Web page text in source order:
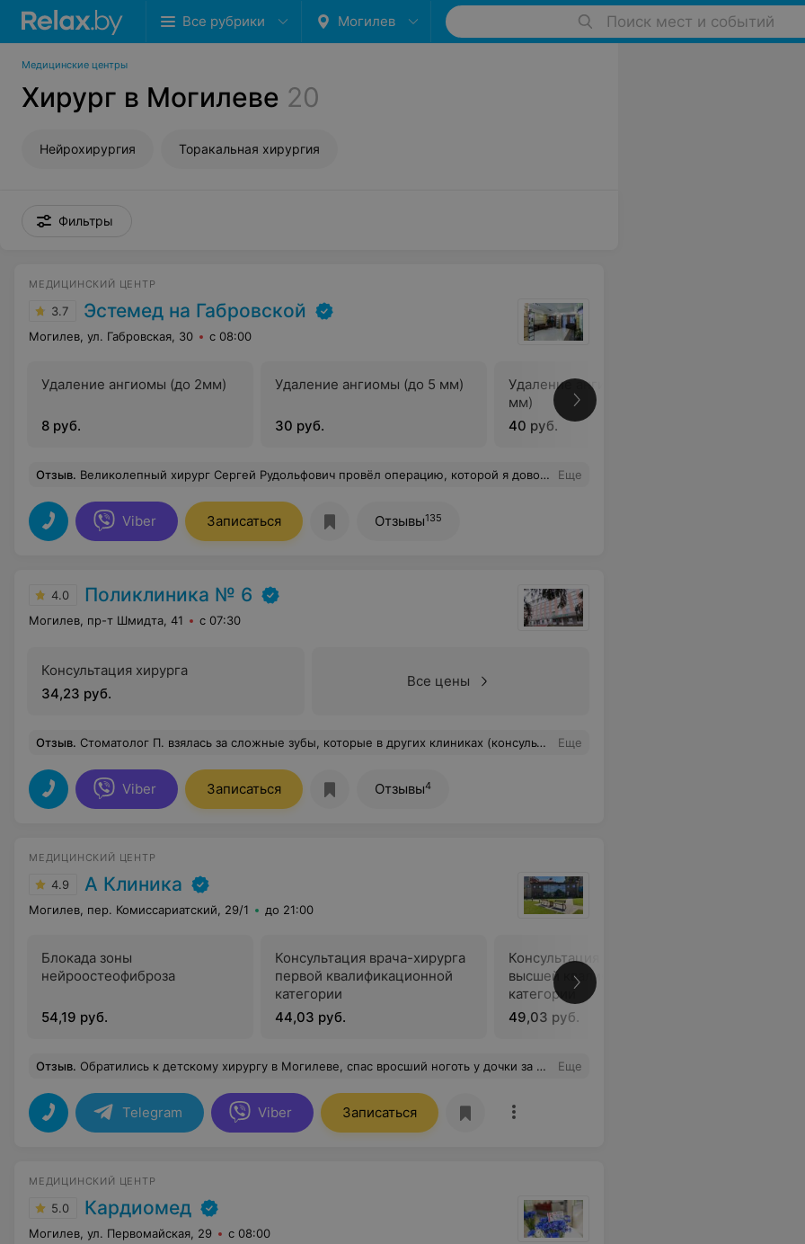
Все рубрики Могилев Поиск мест и событий
Медицинские центры
Хирург в Могилеве 20
Нейрохирургия Торакальная хирургия
Фильтры
МЕДИЦИНСКИЙ ЦЕНТР
3.7 Эстемед на Габровской
Могилев, ул. Габровская, 30 с 08:00
Удаление ангиомы (до 2мм)
8 руб.
Удаление ангиомы (до 5 мм)
30 руб.
Удаление ангиомы (свыше 5
мм)
40 руб.
Отзыв. Великолепный хирург Сергей Рудольфович провёл операцию, которой я довольна на 100%. Он не только на словах заверил меня, что все будет в порядке, но и подтвердил свою уверенность результатом! Спасибо вам огромное за хорошее отношение, профессионализм и врачебное внимание! Всем рекомендую! Еще
Viber Записаться Отзывы135
4.0 Поликлиника № 6
Могилев, пр-т Шмидта, 41 с 07:30
Консультация хирурга
34,23 руб.
Все цены
Отзыв. Стоматолог П. взялась за сложные зубы, которые в других клиниках (консультация стоила 70 р (50+20 снимок) и поликлиниках предлагали лишь удаление. Слава Богу у нее все получилось. Спасибо ей огромное за четкую картину, последствия, возможные риски.... все рассказала и пояснила и конечно за работу. Рекомендую!!! Еще
Viber Записаться Отзывы4
МЕДИЦИНСКИЙ ЦЕНТР
4.9 А Клиника
Могилев, пер. Комиссариатский, 29/1 до 21:00
Блокада зоны
нейроостеофиброза
54,19 руб.
Консультация врача-хирурга
первой квалификационной
категории
44,03 руб.
Консультация врача-хирурга
высшей квалификационной
категории
49,03 руб.
Отзыв. Обратились к детскому хирургу в Могилеве, спас вросший ноготь у дочки за один приём! Врач аккуратно всё сделал под обезболиванием, подробно объяснил, без спешки нашёл подход к ребёнку. Рана зажила быстро, перевязки прошли гладко. Спасибо огромное, рекомендуем всем родителям! Еще
Telegram Viber Записаться
МЕДИЦИНСКИЙ ЦЕНТР
5.0 Кардиомед
Могилев, ул. Первомайская, 29 с 08:00